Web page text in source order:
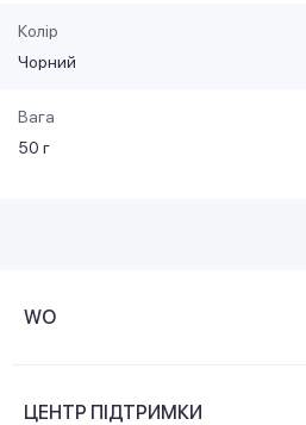
Колір
Чорний
Вага
50 г
WO
ЦЕНТР ПІДТРИМКИ